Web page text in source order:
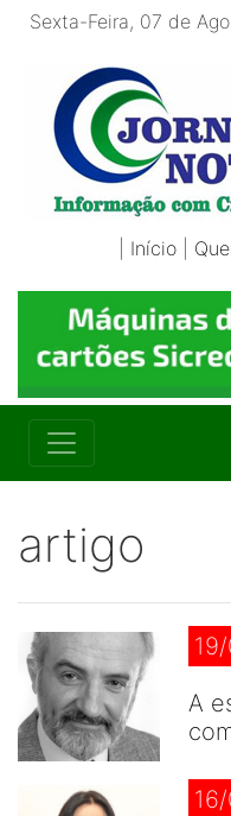
Sexta-Feira, 07 de
Início
artigo
A